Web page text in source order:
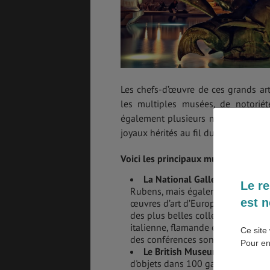
Les chefs-d’œuvre de ces grands
les multiples musées, de
également plusieurs musées
joyaux hérités au fil du temps.
Voici les principaux musées du
La National Gallery de
Londres
Rubens, mais également les
œuvres d’art d’Europe
des plus belles collections au
italienne, flamande et allemande
des conférences sont parfois
Le British Museum de Londres
d'objets dans 100 galeries. Il
Le
est
Ce site
Pour